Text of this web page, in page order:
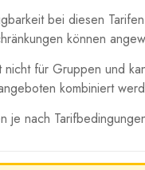
bei diesen
können
für Gruppen und
kombiniert
je nach